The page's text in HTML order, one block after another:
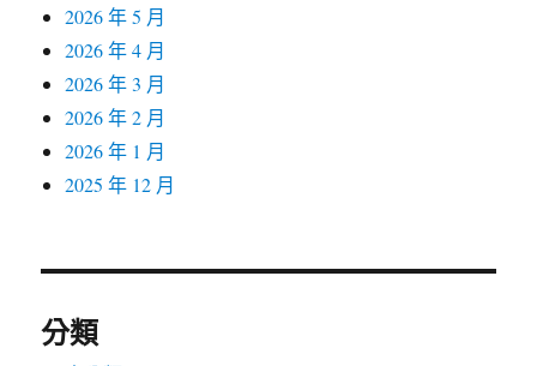
2026 年 5 月
2026 年 4 月
2026 年 3 月
2026 年 2 月
2026 年 1 月
2025 年 12 月
分類